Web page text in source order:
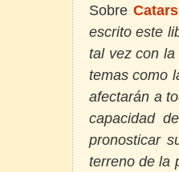
Sobre
escrito este
tal vez con
temas como
afectarán a
capacidad
pronosticar
terreno de la